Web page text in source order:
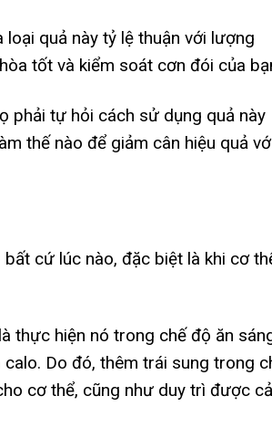
quả này tỷ lệ thuận với lượng
tốt và kiểm soát cơn đói của
phải tự hỏi cách sử dụng quả này
thế nào để giảm cân hiệu quả
cứ lúc nào, đặc biệt là khi cơ
thực hiện nó trong chế độ ăn
Do đó, thêm trái sung trong
cơ thể, cũng như duy trì được